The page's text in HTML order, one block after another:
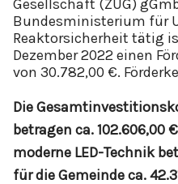
Gesellschaft (ZUG)
Bundesministerium für
Reaktorsicherheit tätig
Dezember 2022 einen
von 30.782,00 €.
Die
betragen ca.
moderne LED-Technik
für die Gemeinde ca.